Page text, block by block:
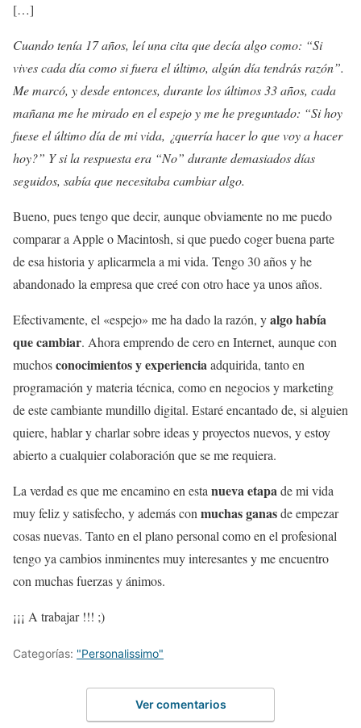
[…]
Cuando tenía 17 años, leí una cita que decía algo como: “Si
vives cada día como si fuera el último, algún día tendrás razón”.
Me marcó, y desde entonces, durante los últimos 33 años, cada
mañana me he mirado en el espejo y me he preguntado: “Si hoy
fuese el último día de mi vida, ¿querría hacer lo que voy a hacer
hoy?” Y si la respuesta era “No” durante demasiados días
seguidos, sabía que necesitaba cambiar algo.
Bueno, pues tengo que decir, aunque obviamente no me puedo
comparar a Apple o Macintosh, si que puedo coger buena parte
de esa historia y aplicarmela a mi vida. Tengo 30 años y he
abandonado la empresa que creé con otro hace ya unos años.
Efectivamente, el «espejo» me ha dado la razón, yalgo había
que cambiar. Ahora emprendo de cero en Internet, aunque con
muchosconocimientos y experienciaadquirida, tanto en
programación y materia técnica, como en negocios y marketing
de este cambiante mundillo digital. Estaré encantado de, si alguien
quiere, hablar y charlar sobre ideas y proyectos nuevos, y estoy
abierto a cualquier colaboración que se me requiera.
La verdad es que me encamino en esta nueva etapade mi vida
muy feliz y satisfecho, y además con muchas ganasde empezar
cosas nuevas. Tanto en el plano personal como en el profesional
tengo ya cambios inminentes muy interesantes y me encuentro
con muchas fuerzas y ánimos.
¡¡¡ A trabajar !!! ;)
Categorías: "Personalissimo"
Ver comentarios